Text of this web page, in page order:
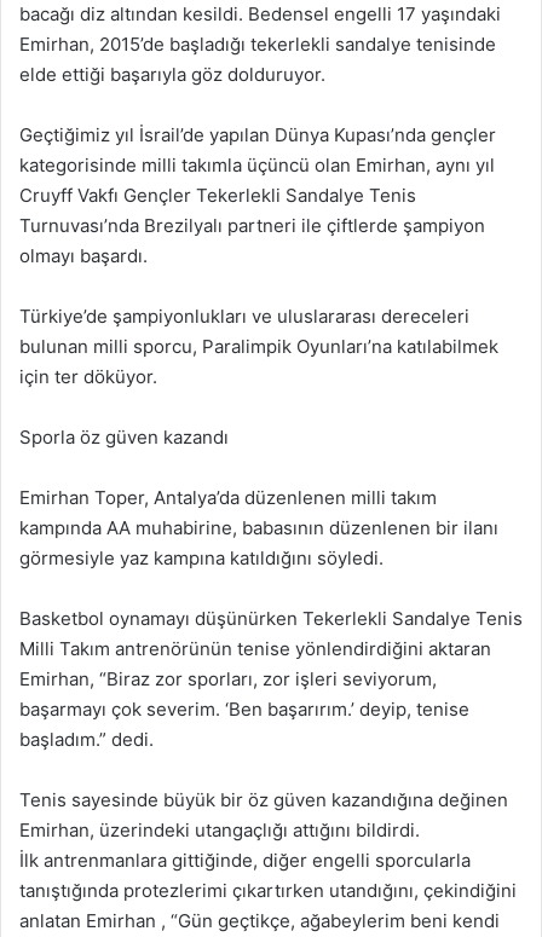
bacağı diz altından kesildi. Bedensel engelli 17 yaşındaki
Emirhan, 2015’de başladığı tekerlekli sandalye tenisinde
elde ettiği başarıyla göz dolduruyor.
Geçtiğimiz yıl İsrail’de yapılan Dünya Kupası’nda gençler
kategorisinde milli takımla üçüncü olan Emirhan, aynı yıl
Cruyff Vakfı Gençler Tekerlekli Sandalye Tenis
Turnuvası’nda Brezilyalı partneri ile çiftlerde şampiyon
olmayı başardı.
Türkiye’de şampiyonlukları ve uluslararası dereceleri
bulunan milli sporcu, Paralimpik Oyunları’na katılabilmek
için ter döküyor.
Sporla öz güven kazandı
Emirhan Toper, Antalya’da düzenlenen milli takım
kampında AA muhabirine, babasının düzenlenen bir ilanı
görmesiyle yaz kampına katıldığını söyledi.
Basketbol oynamayı düşünürken Tekerlekli Sandalye Tenis
Milli Takım antrenörünün tenise yönlendirdiğini aktaran
Emirhan, “Biraz zor sporları, zor işleri seviyorum,
başarmayı çok severim. ‘Ben başarırım.’ deyip, tenise
başladım.” dedi.
Tenis sayesinde büyük bir öz güven kazandığına değinen
Emirhan, üzerindeki utangaçlığı attığını bildirdi.
İlk antrenmanlara gittiğinde, diğer engelli sporcularla
tanıştığında protezlerimi çıkartırken utandığını, çekindiğini
anlatan Emirhan , “Gün geçtikçe, ağabeylerim beni kendi